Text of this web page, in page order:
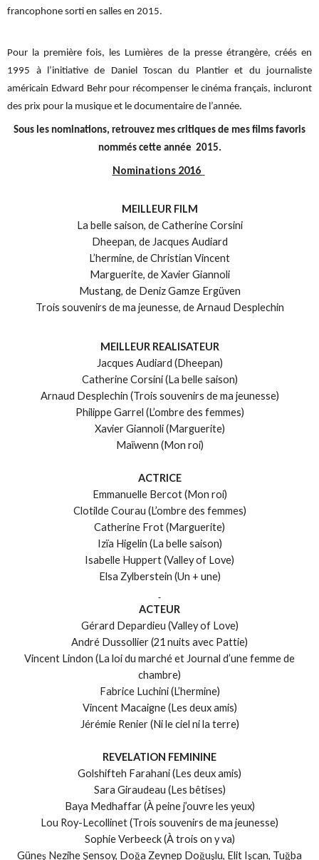
francophone sorti en salles en 2015.
Pour la première fois, les Lumières de la presse étrangère, créés en
1995 à l’initiative de Daniel Toscan du Plantier et du journaliste
américain Edward Behr pour récompenser le cinéma français, incluront
des prix pour la musique et le documentaire de l’année.
Sous les nominations, retrouvez mes critiques de mes films favoris
nommés cette année 2015.
Nominations 2016
MEILLEUR FILM
La belle saison, de Catherine Corsini
Dheepan, de Jacques Audiard
L’hermine, de Christian Vincent
Marguerite, de Xavier Giannoli
Mustang, de Deniz Gamze Ergüven
Trois souvenirs de ma jeunesse, de Arnaud Desplechin
MEILLEUR REALISATEUR
Jacques Audiard (Dheepan)
Catherine Corsini (La belle saison)
Arnaud Desplechin (Trois souvenirs de ma jeunesse)
Philippe Garrel (L’ombre des femmes)
Xavier Giannoli (Marguerite)
Maïwenn (Mon roi)
ACTRICE
Emmanuelle Bercot (Mon roi)
Clotilde Courau (L’ombre des femmes)
Catherine Frot (Marguerite)
Izïa Higelin (La belle saison)
Isabelle Huppert (Valley of Love)
Elsa Zylberstein (Un + une)
ACTEUR
Gérard Depardieu (Valley of Love)
André Dussollier (21 nuits avec Pattie)
Vincent Lindon (La loi du marché et Journal d’une femme de
chambre)
Fabrice Luchini (L’hermine)
Vincent Macaigne (Les deux amis)
Jérémie Renier (Ni le ciel ni la terre)
REVELATION FEMININE
Golshifteh Farahani (Les deux amis)
Sara Giraudeau (Les bêtises)
Baya Medhaffar (À peine j’ouvre les yeux)
Lou Roy-Lecollinet (Trois souvenirs de ma jeunesse)
Sophie Verbeeck (À trois on y va)
Güneş Nezihe Şensoy, Doğa Zeynep Doğuşlu, Elit Işcan, Tuğba